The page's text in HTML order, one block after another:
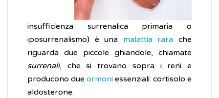
insufficienza surrenalica primaria o
iposurrenalismo) è una malattia rara che
riguarda due piccole ghiandole, chiamate
surrenali, che si trovano sopra i reni e
producono due ormoni essenziali: cortisolo e
aldosterone.